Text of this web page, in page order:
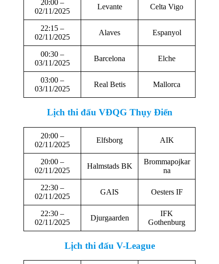
20:00 –
02/11/2025
Levante Celta Vigo
22:15 –
02/11/2025
Alaves Espanyol
00:30 –
03/11/2025
Barcelona Elche
03:00 –
03/11/2025
Real Betis Mallorca
Lịch thi đấu VĐQG Thụy Điển
20:00 –
02/11/2025
Elfsborg AIK
20:00 –
02/11/2025
Halmstads BK
Brommapojkar
na
22:30 –
02/11/2025
GAIS Oesters IF
22:30 –
02/11/2025
Djurgaarden
IFK
Gothenburg
Lịch thi đấu V-League